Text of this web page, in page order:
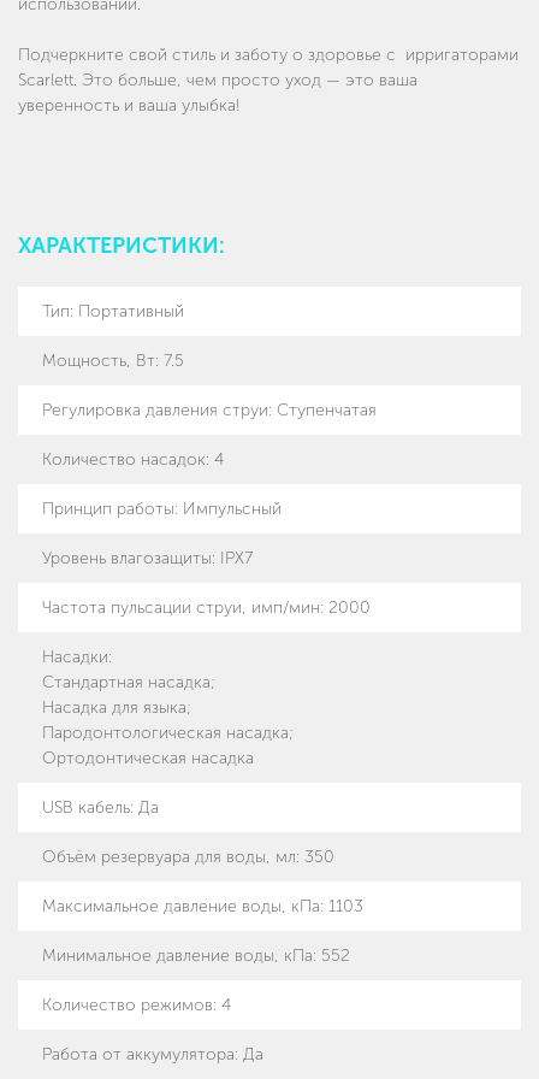
использовании.
Подчеркните свой стиль и заботу о здоровье с ирригаторами
Scarlett. Это больше, чем просто уход — это ваша
уверенность и ваша улыбка!
ХАРАКТЕРИСТИКИ:
Тип: Портативный
Мощность, Вт: 7.5
Регулировка давления струи: Ступенчатая
Количество насадок: 4
Принцип работы: Импульсный
Уровень влагозащиты: IPX7
Частота пульсации струи, имп/мин: 2000
Насадки:
Стандартная насадка;
Насадка для языка;
Пародонтологическая насадка;
Ортодонтическая насадка
USB кабель: Да
Объём резервуара для воды, мл: 350
Максимальное давление воды, кПа: 1103
Минимальное давление воды, кПа: 552
Количество режимов: 4
Работа от аккумулятора: Да